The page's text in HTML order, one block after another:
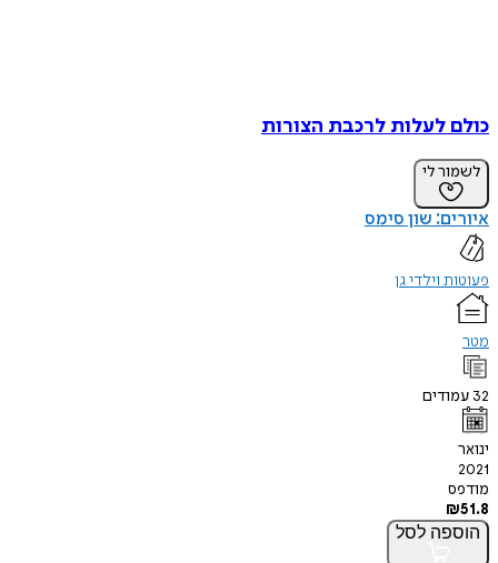
כולם לעלות לרכבת הצורות
לשמור לי
איורים: שון סימס
פעוטות וילדי גן
מטר
32 עמודים
ינואר
2021
מודפס
₪51.8
הוספה לסל